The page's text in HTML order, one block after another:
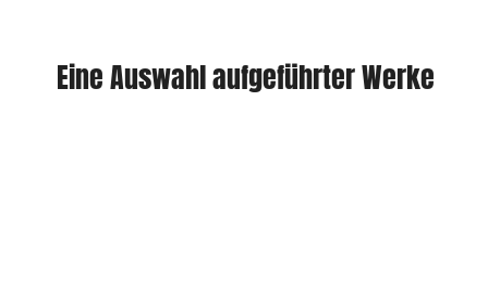
Eine Auswahl aufgeführter Werke